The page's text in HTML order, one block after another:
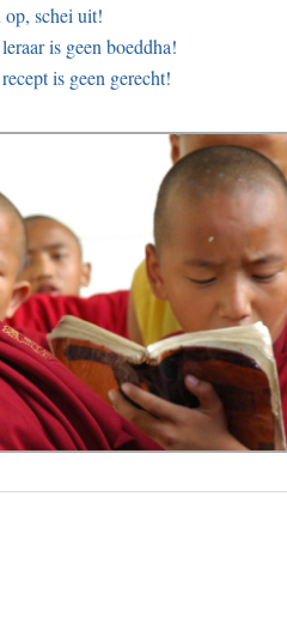
schei uit!
is geen boeddha!
is geen gerecht!